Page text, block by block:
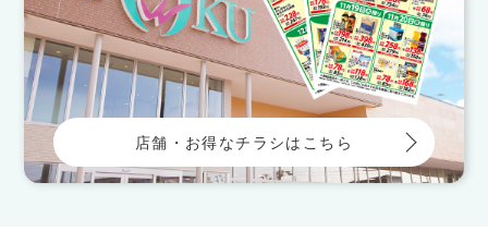
店舗・お得なチラシはこちら